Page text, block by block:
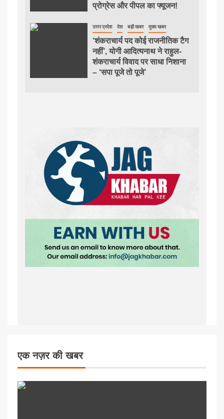
प्रोग्रेस और पीपल का फ्यूजन!
उत्तर प्रदेश देश बड़ी खबर मुख्य खबर
‘शंकराचार्य पद कोई राजनीतिक टैग
नहीं’, योगी आदित्यनाथ ने राहुल-
शंकराचार्य विवाद पर साधा निशाना
– ‘सपा पूजे तो पूजे’
एक नज़र की खबर